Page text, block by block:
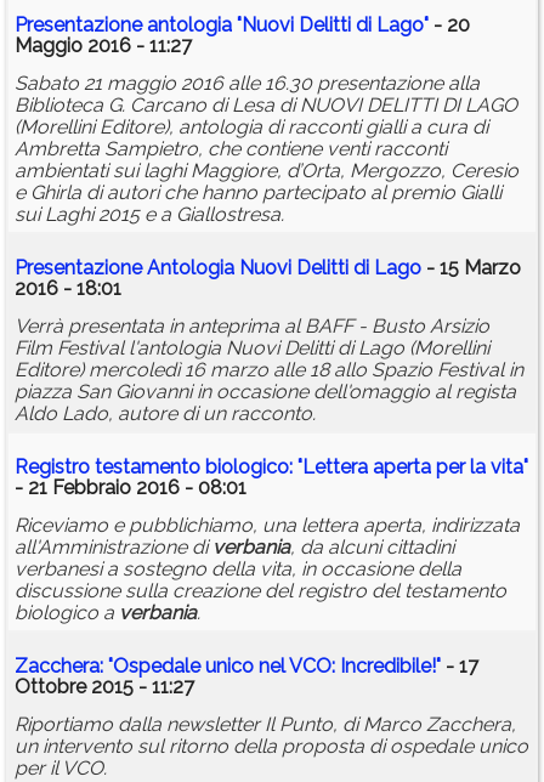
Presentazione antologia "Nuovi Delitti di Lago" - 20
Maggio 2016 - 11:27
Sabato 21 maggio 2016 alle 16.30 presentazione alla
Biblioteca G. Carcano di Lesa di NUOVI DELITTI DI LAGO
(Morellini Editore), antologia di racconti gialli a cura di
Ambretta Sampietro, che contiene venti racconti
ambientati sui laghi Maggiore, d’Orta, Mergozzo, Ceresio
e Ghirla di autori che hanno partecipato al premio Gialli
sui Laghi 2015 e a Giallostresa.
Presentazione Antologia Nuovi Delitti di Lago - 15 Marzo
2016 - 18:01
Verrà presentata in anteprima al BAFF - Busto Arsizio
Film Festival l'antologia Nuovi Delitti di Lago (Morellini
Editore) mercoledì 16 marzo alle 18 allo Spazio Festival in
piazza San Giovanni in occasione dell'omaggio al regista
Aldo Lado, autore di un racconto.
Registro testamento biologico: "Lettera aperta per la vita"
- 21 Febbraio 2016 - 08:01
Riceviamo e pubblichiamo, una lettera aperta, indirizzata
all'Amministrazione di verbania, da alcuni cittadini
verbanesi a sostegno della vita, in occasione della
discussione sulla creazione del registro del testamento
biologico a verbania.
Zacchera: "Ospedale unico nel VCO: Incredibile!" - 17
Ottobre 2015 - 11:27
Riportiamo dalla newsletter Il Punto, di Marco Zacchera,
un intervento sul ritorno della proposta di ospedale unico
per il VCO.